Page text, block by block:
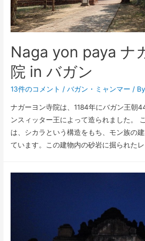
Naga yon paya ナ
院 in バガン
13件のコメント /バガン ・ ミャンマー / By
ナガーヨン寺院は、1184年にバガン王朝
ンスィッター王によって造られました。
は、シカラという構造をもち、モン族の
ています。この建物内の砂岩に掘られた